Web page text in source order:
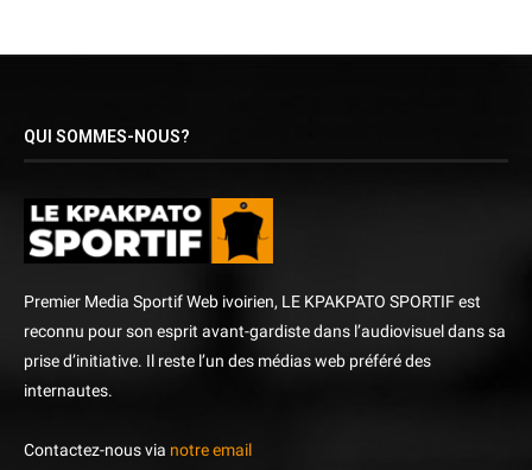
QUI SOMMES-NOUS?
Premier Media Sportif Web ivoirien, LE KPAKPATO SPORTIF est
reconnu pour son esprit avant-gardiste dans l’audiovisuel dans sa
prise d’initiative. Il reste l’un des médias web préféré des
internautes.
Contactez-nous via notre email